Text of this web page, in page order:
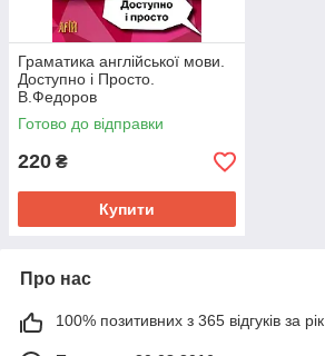
Граматика англійської мови.
Доступно і Просто.
В.Федоров
Готово до відправки
220 ₴
Купити
Про нас
100% позитивних з 365 відгуків за рік